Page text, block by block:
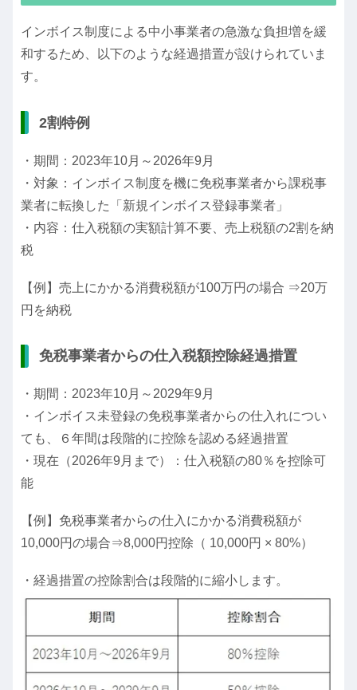
インボイス制度による中小事業者の急激な負担増を緩
和するため、以下のような経過措置が設けられていま
す。
2割特例
・期間：2023年10月～2026年9月
・対象：インボイス制度を機に免税事業者から課税事
業者に転換した「新規インボイス登録事業者」
・内容：仕入税額の実額計算不要、売上税額の2割を納
税
【例】売上にかかる消費税額が100万円の場合 ⇒20万
円を納税
免税事業者からの仕入税額控除経過措置
・期間：2023年10月～2029年9月
・インボイス未登録の免税事業者からの仕入れについ
ても、６年間は段階的に控除を認める経過措置
・現在（2026年9月まで）：仕入税額の80％を控除可
能
【例】免税事業者からの仕入にかかる消費税額が
10,000円の場合⇒8,000円控除（ 10,000円 × 80%）
・経過措置の控除割合は段階的に縮小します。